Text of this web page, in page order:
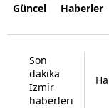
Güncel Haberler
Son
dakika
İzmir
haberleri